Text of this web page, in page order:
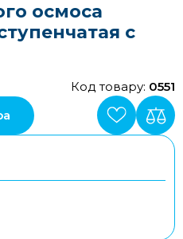
осмоса
с
Код товару: 0551